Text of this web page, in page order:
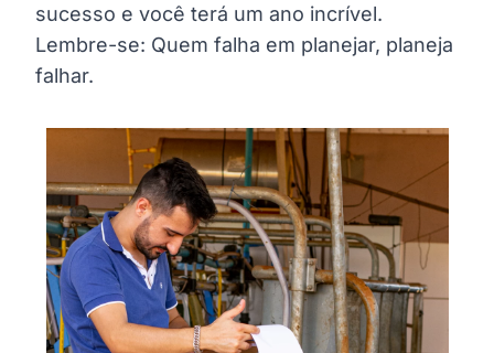
sucesso e você terá um ano incrível.
Lembre-se: Quem falha em planejar, planeja
falhar.